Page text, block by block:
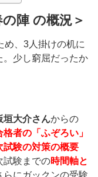
の陣 の概況＞
め、3人掛けの机に
。少し窮屈だったか
垣大介さんからの
格者の「ふぞろい」
試験の対策の概要
試験までの時間軸と
らにガックンの受験